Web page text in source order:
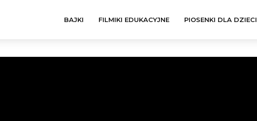
BAJKI FILMIKI EDUKACYJNE PIOSENKI DLA DZIECI